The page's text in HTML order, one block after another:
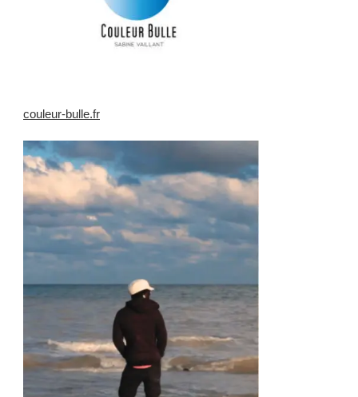
couleur-bulle.fr